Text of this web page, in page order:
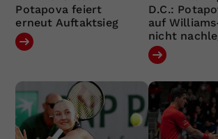
Potapova feiert
erneut Auftaktsieg
D.C.:
auf
nicht